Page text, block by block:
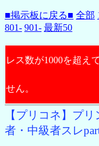
■掲示板に戻る■ 全部
801- 901- 最新50
レス数が1000を超え
せん。
【プリコネ】プ
者・中級者スレ